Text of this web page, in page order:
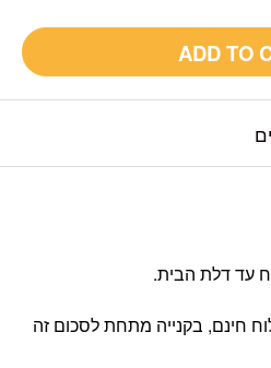
ADD TO
עד דלת הבית.
ש”ח המשלוח חינם, בקנייה מתחת לסכום זה